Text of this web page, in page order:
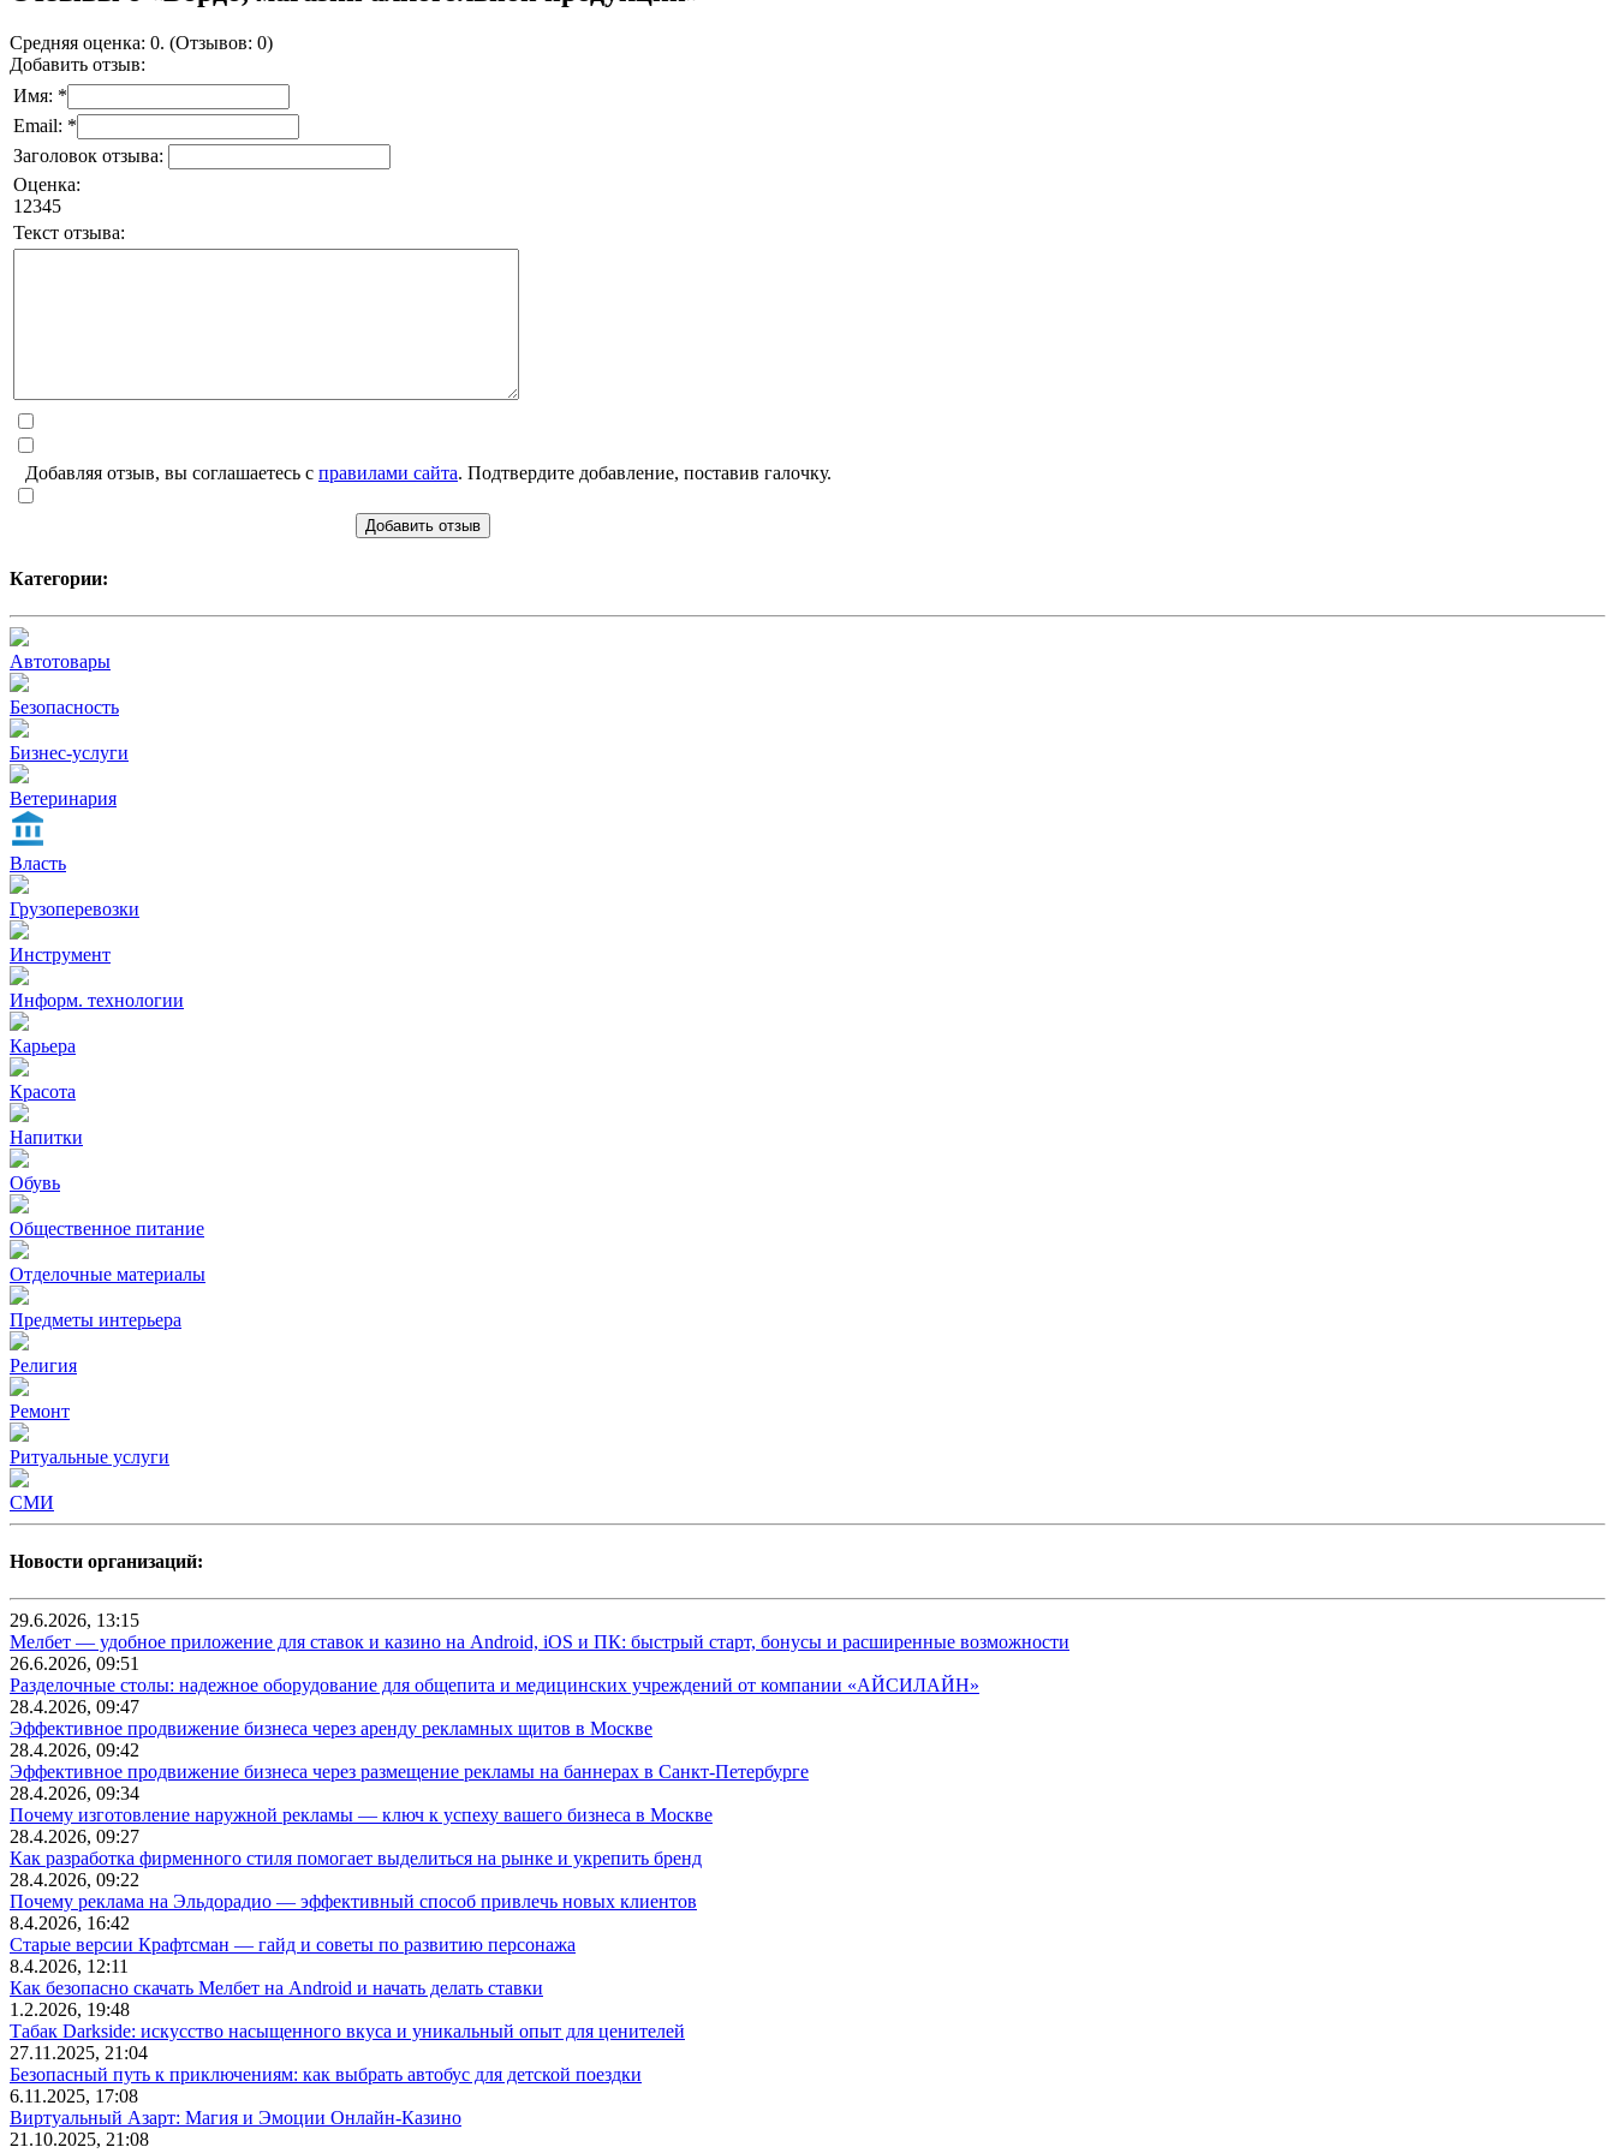
Средняя оценка: 0. (Отзывов: 0)
Добавить отзыв:
Имя: *
Email: *
Заголовок отзыва:
Оценка:
1 2345
Текст отзыва:
Добавляя отзыв, вы соглашаетесь с правилами сайта. Подтвердите добавление, поставив галочку.
Добавить отзыв
Категории:
Автотовары
Безопасность
Бизнес-услуги
Ветеринария
Власть
Грузоперевозки
Инструмент
Информ. технологии
Карьера
Красота
Напитки
Обувь
Общественное питание
Отделочные материалы
Предметы интерьера
Религия
Ремонт
Ритуальные услуги
СМИ
Новости организаций:
29.6.2026, 13:15
Мелбет — удобное приложение для ставок и казино на Android, iOS и ПК: быстрый старт, бонусы и расширенные возможности
26.6.2026, 09:51
Разделочные столы: надежное оборудование для общепита и медицинских учреждений от компании «АЙСИЛАЙН»
28.4.2026, 09:47
Эффективное продвижение бизнеса через аренду рекламных щитов в Москве
28.4.2026, 09:42
Эффективное продвижение бизнеса через размещение рекламы на баннерах в Санкт-Петербурге
28.4.2026, 09:34
Почему изготовление наружной рекламы — ключ к успеху вашего бизнеса в Москве
28.4.2026, 09:27
Как разработка фирменного стиля помогает выделиться на рынке и укрепить бренд
28.4.2026, 09:22
Почему реклама на Эльдорадио — эффективный способ привлечь новых клиентов
8.4.2026, 16:42
Старые версии Крафтсман — гайд и советы по развитию персонажа
8.4.2026, 12:11
Как безопасно скачать Мелбет на Android и начать делать ставки
1.2.2026, 19:48
Табак Darkside: искусство насыщенного вкуса и уникальный опыт для ценителей
27.11.2025, 21:04
Безопасный путь к приключениям: как выбрать автобус для детской поездки
6.11.2025, 17:08
Виртуальный Азарт: Магия и Эмоции Онлайн-Казино
21.10.2025, 21:08